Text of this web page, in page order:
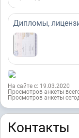
Дипломы,
На сайте с: 19.03.2020
Просмотров анкеты
Просмотров анкеты
Контакты